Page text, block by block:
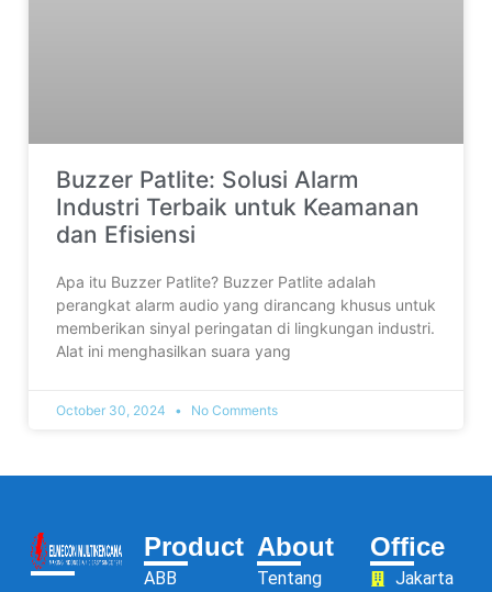
Buzzer Patlite: Solusi Alarm
Industri Terbaik untuk Keamanan
dan Efisiensi
Apa itu Buzzer Patlite? Buzzer Patlite adalah
perangkat alarm audio yang dirancang khusus untuk
memberikan sinyal peringatan di lingkungan industri.
Alat ini menghasilkan suara yang
October 30, 2024 No Comments
Product
ABB
About
Tentang
Office
Jakarta